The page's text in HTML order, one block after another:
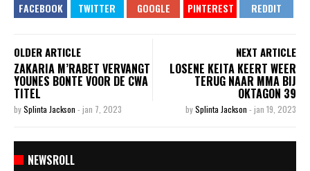
OLDER ARTICLE
ZAKARIA M’RABET VERVANGT
YOUNES BONTE VOOR DE CWA
TITEL
bySplinta Jackson - jan 7, 2023
NEXT ARTICLE
LOSENE KEITA KEERT WEER
TERUG NAAR MMA BIJ
OKTAGON 39
bySplinta Jackson - jan 19, 2023
NEWSROLL